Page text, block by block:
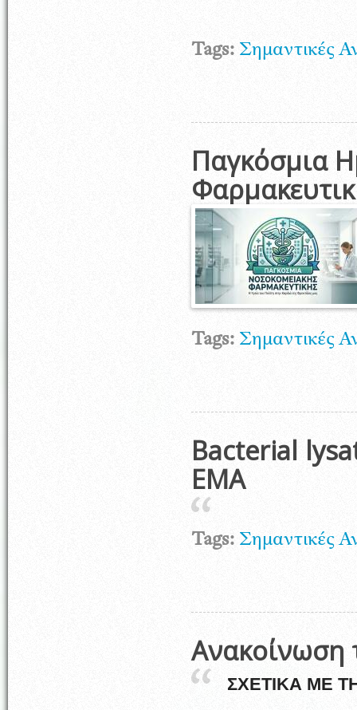
Tags: Σημαντικές
Παγκόσμια
Tags: Σημαντικές
Bacterial
ΕΜΑ
Tags: Σημαντικές
Ανακοίνωση
ΣΧΕΤΙΚΑ ΜΕ